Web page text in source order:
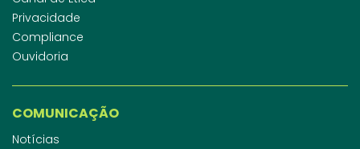
Privacidade
Compliance
Ouvidoria
COMUNICAÇÃO
Notícias